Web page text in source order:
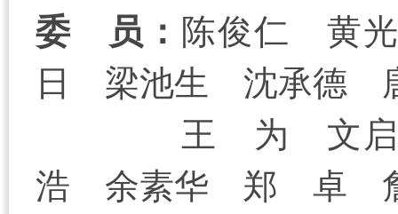
委 员： 陈俊仁 黄
日 梁池生 沈承德
王 为 文
浩 余素华 郑 卓